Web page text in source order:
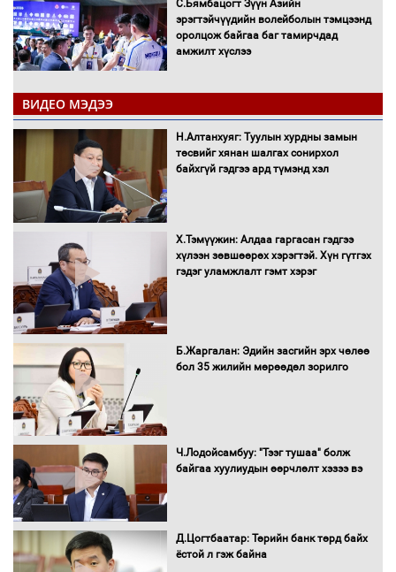
С.Бямбацогт Зүүн Азийн
эрэгтэйчүүдийн волейболын тэмцээнд
оролцож байгаа баг тамирчдад
амжилт хүслээ
Автобензин, дизель түлшний онцгой
албан татварыг тэглэлээ
Санхүүгийн хэмнэлтийн горимд эрүүл
мэндийн салбар хамаарахгүй
Нөөцийн махны худалдаа,
борлуулалтыг нээлттэй ил тод
Монгол Улс “COP17”-д “Тал хээрийн
төлөвлөгөө”-гөө танилцуулна
16 төрлийн эмийг нэг эх үүсвэрээс
ВИДЕО МЭДЭЭ
Н.Алтанхуяг: Туулын хурдны замын
төсвийг хянан шалгах сонирхол
байхгүй гэдгээ ард түмэнд хэл
Х.Тэмүүжин: Алдаа гаргасан гэдгээ
хүлээн зөвшөөрөх хэрэгтэй. Хүн гүтгэх
гэдэг уламжлалт гэмт хэрэг
Б.Жаргалан: Эдийн засгийн эрх чөлөө
бол 35 жилийн мөрөөдөл зорилго
Ч.Лодойсамбуу: "Тээг тушаа" болж
байгаа хуулиудын өөрчлөлт хэзээ вэ
Д.Цогтбаатар: Төрийн банк төрд байх
ёстой л гэж байна